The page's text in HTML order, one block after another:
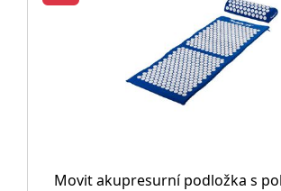
Movit akupresurní podložka s